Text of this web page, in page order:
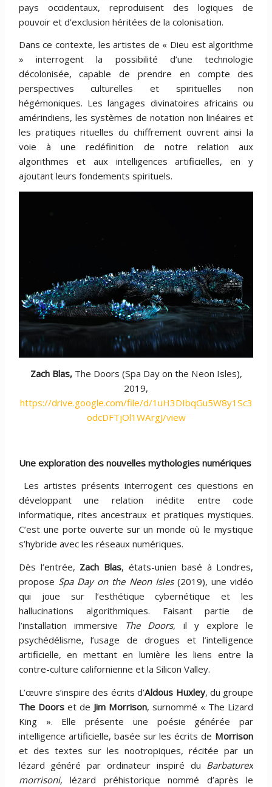
pays occidentaux, reproduisent des logiques de
pouvoir et d’exclusion héritées de la colonisation.
Dans ce contexte, les artistes de « Dieu est algorithme
» interrogent la possibilité d’une technologie
décolonisée, capable de prendre en compte des
perspectives culturelles et spirituelles non
hégémoniques. Les langages divinatoires africains ou
amérindiens, les systèmes de notation non linéaires et
les pratiques rituelles du chiffrement ouvrent ainsi la
voie à une redéfinition de notre relation aux
algorithmes et aux intelligences artificielles, en y
ajoutant leurs fondements spirituels.
Zach Blas, The Doors (Spa Day on the Neon Isles),
2019,
https://drive.google.com/file/d/1uH3DIbqGu5W8y1Sc3
odcDFTjOl1WArgJ/view
Une exploration des nouvelles mythologies numériques
Les artistes présents interrogent ces questions en
développant une relation inédite entre code
informatique, rites ancestraux et pratiques mystiques.
C’est une porte ouverte sur un monde où le mystique
s’hybride avec les réseaux numériques.
Dès l’entrée, Zach Blas, états-unien basé à Londres,
propose Spa Day on the Neon Isles(2019), une vidéo
qui joue sur l’esthétique cybernétique et les
hallucinations algorithmiques. Faisant partie de
l’installation immersive The Doors, il y explore le
psychédélisme, l’usage de drogues et l’intelligence
artificielle, en mettant en lumière les liens entre la
contre-culture californienne et la Silicon Valley.
L’œuvre s’inspire des écrits d’Aldous Huxley, du groupe
The Doorset de Jim Morrison, surnommé « The Lizard
King ». Elle présente une poésie générée par
intelligence artificielle, basée sur les écrits de Morrison
et des textes sur les nootropiques, récitée par un
lézard généré par ordinateur inspiré du Barbaturex
morrisoni,lézard préhistorique nommé d’après le